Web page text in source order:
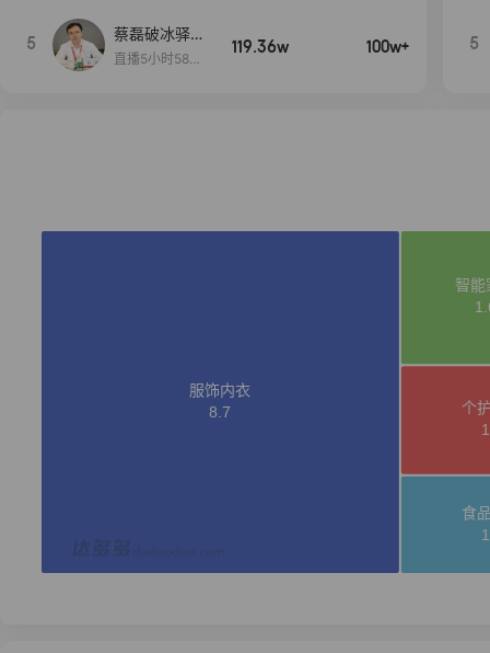
5
蔡磊破冰驿站
直播间好物分
直播5小时58分
119.36w 100w+ 5